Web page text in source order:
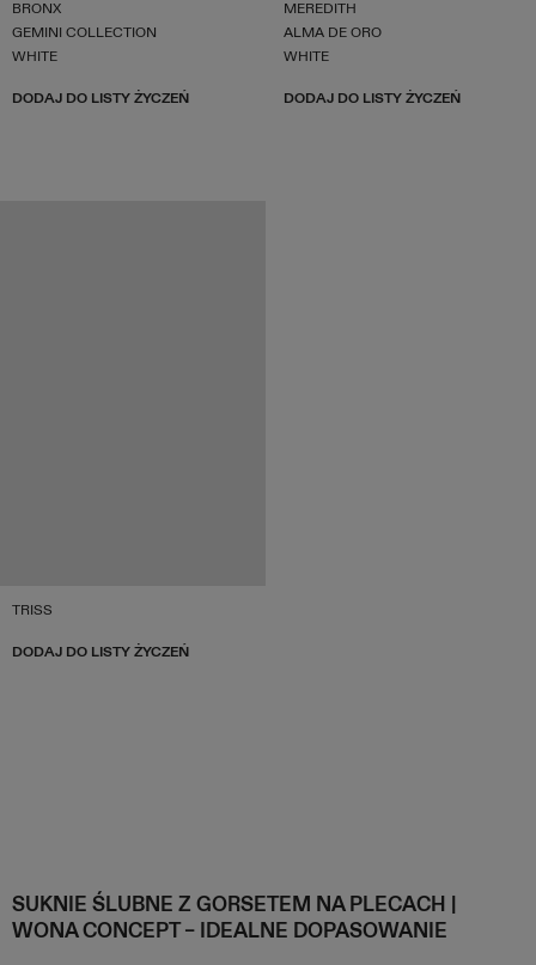
BRONX
GEMINI COLLECTION
WHITE
DODAJ DO LISTY ŻYCZEŃ
MEREDITH
ALMA DE ORO
WHITE
DODAJ DO LISTY ŻYCZEŃ
TRISS
DODAJ DO LISTY ŻYCZEŃ
SUKNIE ŚLUBNE Z GORSETEM NA PLECACH |
WONA CONCEPT – IDEALNE DOPASOWANIE